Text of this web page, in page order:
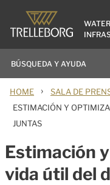
WATER
HOME › SALA DE
ESTIMACIÓN Y
JUNTAS
Estimación
vida útil del